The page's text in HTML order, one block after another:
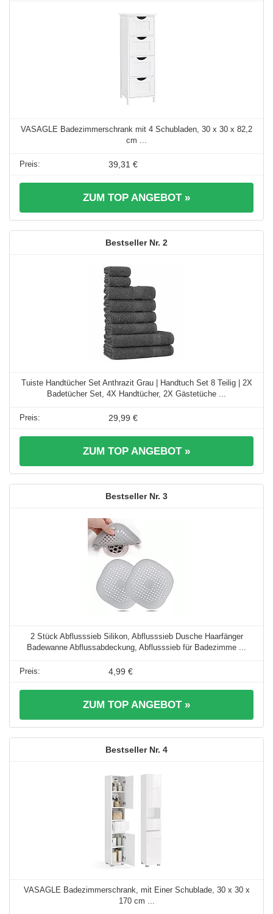
VASAGLE Badezimmerschrank mit 4 Schubladen, 30 x 30 x 82,2
cm ...
39,31 €
ZUM TOP ANGEBOT »
2
Tuiste Handtücher Set Anthrazit Grau | Handtuch Set 8 Teilig | 2X
Badetücher Set, 4X Handtücher, 2X Gästetüche ...
29,99 €
ZUM TOP ANGEBOT »
3
2 Stück Abflusssieb Silikon, Abflusssieb Dusche Haarfänger
Badewanne Abflussabdeckung, Abflusssieb für Badezimme ...
4,99 €
ZUM TOP ANGEBOT »
4
VASAGLE Badezimmerschrank, mit Einer Schublade, 30 x 30 x
170 cm ...